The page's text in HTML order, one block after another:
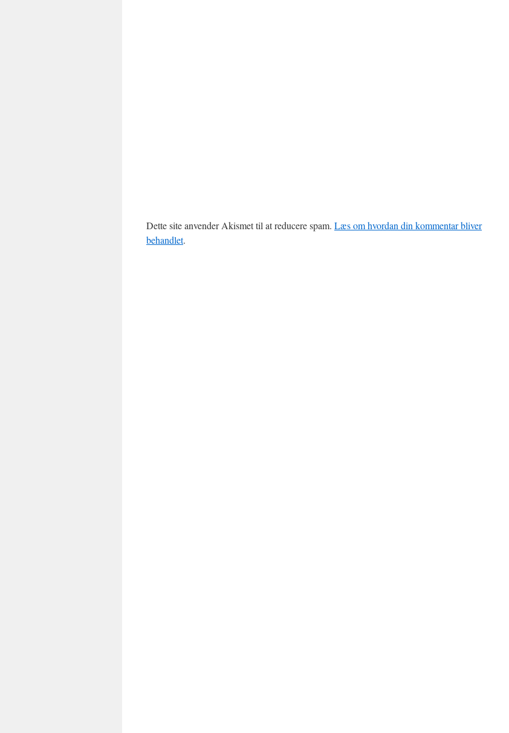
Dette site anvender Akismet til at reducere spam. Læs om hvordan din kommentar bliver
behandlet.